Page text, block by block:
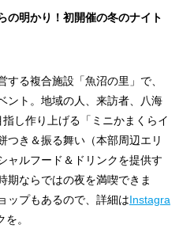
の明かり！初開催の冬のナイト
する複合施設「魚沼の里」で、
ント。地域の人、来訪者、八海
し作り上げる「ミニかまくらイ
つき＆振る舞い（本部周辺エリ
ャルフード＆ドリンクを提供す
期ならではの夜を満喫できま
ップもあるので、詳細はInstagra
。